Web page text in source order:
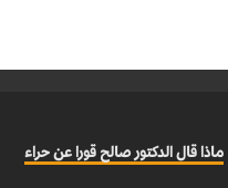
ماذا قال الدكتور صالح قورا عن حراء